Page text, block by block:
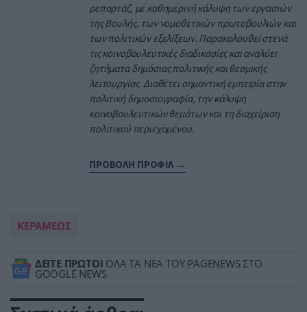
ρεπορτάζ, με καθημερινή κάλυψη των εργασιών
της Βουλής, των νομοθετικών πρωτοβουλιών και
των πολιτικών εξελίξεων. Παρακολουθεί στενά
τις κοινοβουλευτικές διαδικασίες και αναλύει
ζητήματα δημόσιας πολιτικής και θεσμικής
λειτουργίας. Διαθέτει σημαντική εμπειρία στην
πολιτική δημοσιογραφία, την κάλυψη
κοινοβουλευτικών θεμάτων και τη διαχείριση
πολιτικού περιεχομένου.
ΠΡΟΒΟΛΗ ΠΡΟΦΙΛ →
ΚΕΡΑΜΕΩΣ
ΔΕΙΤΕ ΠΡΩΤΟΙ ΟΛΑ ΤΑ ΝΕΑ ΤΟΥ PAGENEWS ΣΤΟ
GOOGLE NEWS